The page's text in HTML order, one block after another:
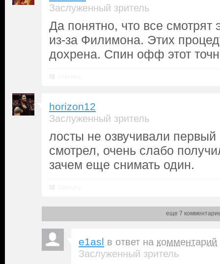
Заслуженный зритель
Да понятно, что все смотрят
из-за Филимона. Этих
дохрена. Спин офф этот
horizon12
Заслуженный зритель
лосты не озвучивали
смотрел, очень слабо
зачем еще снимать один.
еще 7
e1asl в ответ на комментарий
Заслуженный зритель